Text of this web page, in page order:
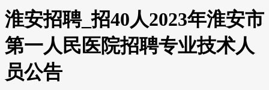
淮安招聘_招40人2023年淮安市
第一人民医院招聘专业技术人
员公告